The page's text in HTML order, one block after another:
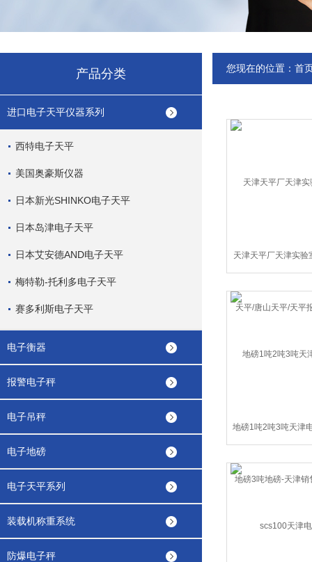
产品分类
进口电子天平仪器系列
西特电子天平
美国奥豪斯仪器
日本新光SHINKO电子天平
日本岛津电子天平
日本艾安德AND电子天平
梅特勒-托利多电子天平
赛多利斯电子天平
电子衡器
报警电子秤
电子吊秤
电子地磅
电子天平系列
装载机称重系统
防爆电子秤
您现在的位置： 首
天津天平厂天津实验
平/唐山天平/天平
地磅1吨2吨3吨天津
磅3吨地磅-天津销